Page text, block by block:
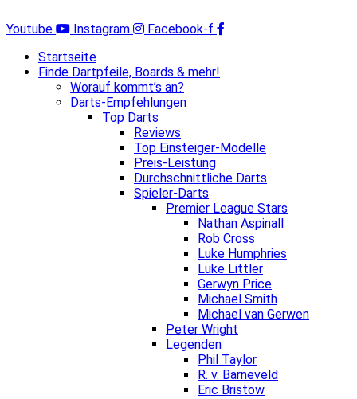
Inhalt
Youtube Instagram
Facebook-f
Startseite
Finde Dartpfeile, Boards & mehr!
Worauf kommt’s an?
Darts-Empfehlungen
Top Darts
Reviews
Top Einsteiger-Modelle
Preis-Leistung
Durchschnittliche Darts
Spieler-Darts
Premier League Stars
Nathan Aspinall
Rob Cross
Luke Humphries
Luke Littler
Gerwyn Price
Michael Smith
Michael van Gerwen
Peter Wright
Legenden
Phil Taylor
R. v. Barneveld
Eric Bristow